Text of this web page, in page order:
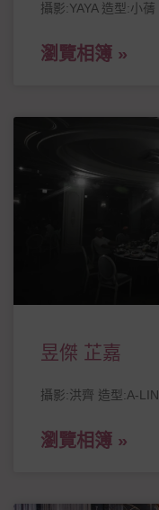
攝影:YAYA 造型:小蒨
瀏覽相簿 »
昱傑 芷嘉
攝影:洪齊 造型:A-LIN
瀏覽相簿 »